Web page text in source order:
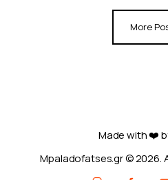
More
Made with ❤️
Mpaladofatses.gr © 2026.